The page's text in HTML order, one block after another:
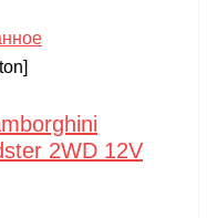
2WD 12V